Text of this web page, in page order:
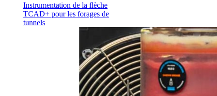
Instrumentation de la flèche
TCAD+ pour les forages de
tunnels